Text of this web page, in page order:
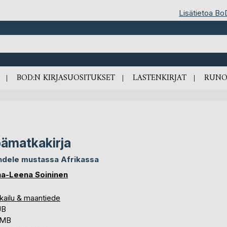
Lisätietoa
BOD:N KIRJASUOSITUKSET LASTENKIRJAT
mustassa Afrikassa
Leena Soininen
& maantiede